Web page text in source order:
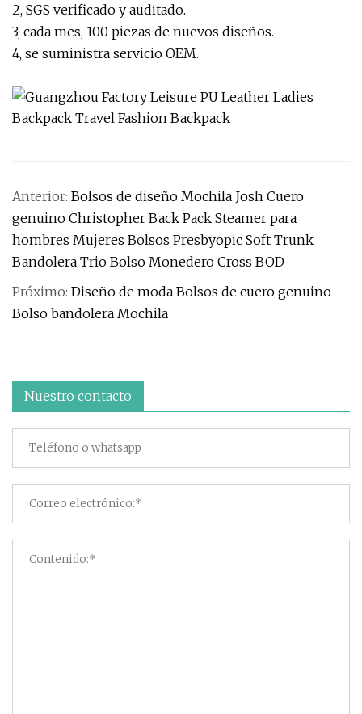
2, SGS verificado y auditado.
3, cada mes, 100 piezas de nuevos diseños.
4, se suministra servicio OEM.
Anterior: Bolsos de diseño Mochila Josh Cuero
genuino Christopher Back Pack Steamer para
hombres Mujeres Bolsos Presbyopic Soft Trunk
Bandolera Trio Bolso Monedero Cross BOD
Próximo: Diseño de moda Bolsos de cuero genuino
Bolso bandolera Mochila
Nuestro contacto